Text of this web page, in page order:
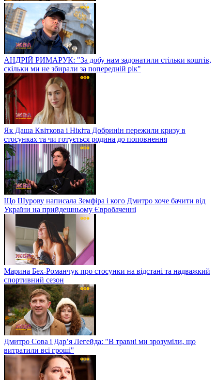
АНДРІЙ РИМАРУК: "За добу нам задонатили стільки коштів,
скільки ми не збирали за попередній рік"
Як Даша Квіткова і Нікіта Добринін пережили кризу в
стосунках та чи готується родина до поповнення
Що Шурову написала Земфіра і кого Дмитро хоче бачити від
України на прийдешньому Євробаченні
Марина Бех-Романчук про стосунки на відстані та надважкий
спортивний сезон
Дмитро Сова і Дар’я Легейда: "В травні ми зрозуміли, що
витратили всі гроші"